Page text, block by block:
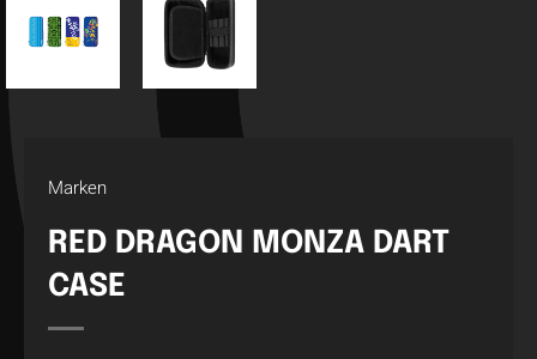
Marken
RED DRAGON MONZA DART
CASE